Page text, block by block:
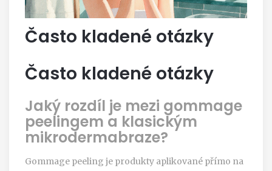
Často kladené otázky
Často kladené otázky
Jaký rozdíl je mezi gommage
peelingem a klasickým
mikrodermabraze?
Gommage peeling je produkty aplikované přímo na